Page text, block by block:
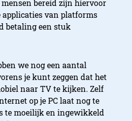
bereid zijn hiervoor
applicaties van platforms
betaling een stuk
we nog een aantal
je kunt zeggen dat het
naar TV te kijken. Zelf
op je PC laat nog te
te moeilijk en ingewikkeld